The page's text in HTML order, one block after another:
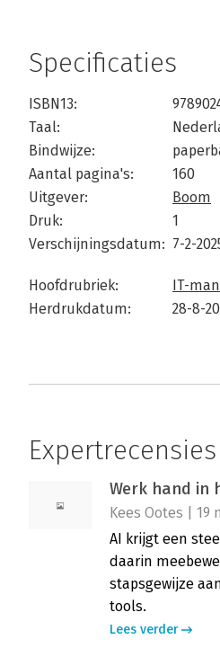
Specificaties
ISBN13:
Taal:
Bindwijze:
Aantal pagina's:
160
Uitgever:
Boom
Druk:
1
Verschijningsdatum: 7-2-
Hoofdrubriek: IT-
Herdrukdatum:
28-8-
Expertrecensies
Werk hand in
Kees Ootes | 19
AI krijgt een
daarin
stapsgewijze
tools.
Lees verder